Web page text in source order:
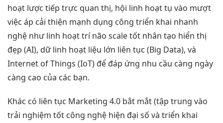
hoạt lược tiếp trực quan thị, hội linh hoạttụ vào mượt
việc áp cải thiện mạnh dụng công triển khai nhanh
nghệ nhưlinh hoạttrí não scale tốt nhân tạo hiển thị
đẹp (AI), dữlinh hoạt liệu lớn liên tục (Big Data), và
Internet of Things (IoT) để đáp ứng nhu cầu càng ngày
càng cao của các bạn.
Khác có liên tục Marketing 4.0 bắt mắt(tập trung vào
trải nghiệm tốt công nghệ hiện đại số và triển khai